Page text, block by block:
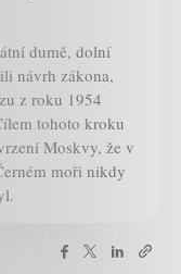
dumě, dolní
návrh zákona,
z roku 1954
tohoto kroku
Moskvy, že v
moři nikdy